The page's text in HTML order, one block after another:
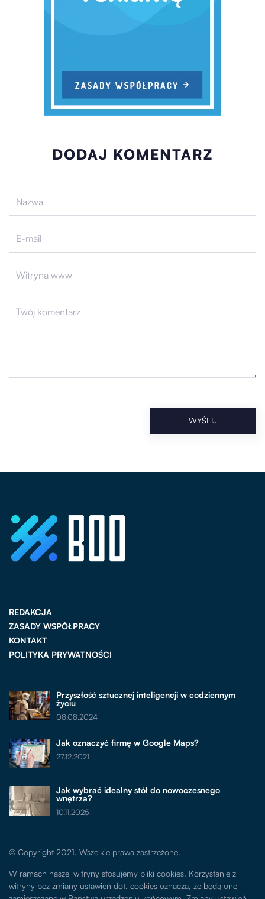
DODAJ KOMENTARZ
REDAKCJA
ZASADY WSPÓŁPRACY
KONTAKT
POLITYKA PRYWATNOŚCI
Przyszłość sztucznej inteligencji w codziennym
życiu
08.08.2024
Jak oznaczyć firmę w Google Maps?
27.12.2021
Jak wybrać idealny stół do nowoczesnego
wnętrza?
10.11.2025
© Copyright 2021. Wszelkie prawa zastrzeżone.
W ramach naszej witryny stosujemy pliki cookies. Korzystanie z
witryny bez zmiany ustawień dot. cookies oznacza, że będą one